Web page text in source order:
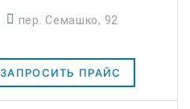
пер. Семашко, 92
ЗАПРОСИТЬ ПРАЙС